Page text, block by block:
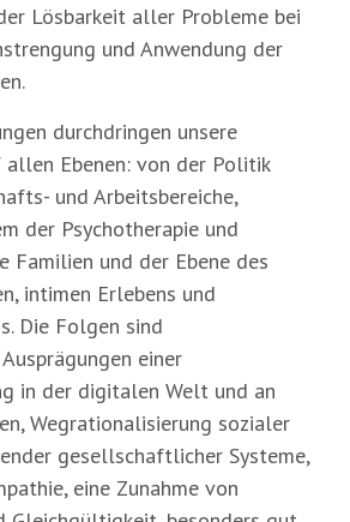
Lösbarkeit aller Probleme bei
und Anwendung der
durchdringen unsere
Ebenen: von der Politik
und Arbeitsbereiche,
der Psychotherapie und
Familien und der Ebene des
intimen Erlebens und
Die Folgen sind
einer
in der digitalen Welt und an
Wegrationalisierung sozialer
gesellschaftlicher Systeme,
eine Zunahme von